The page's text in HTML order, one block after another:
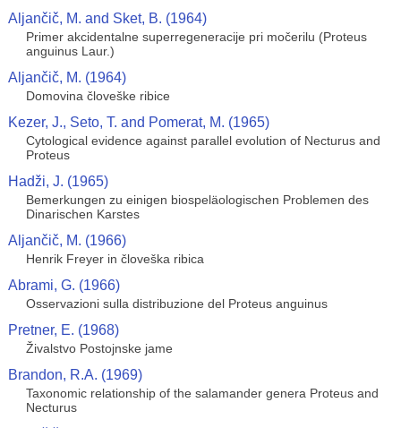
Aljančič, M. and Sket, B. (1964)
Primer akcidentalne superregeneracije pri močerilu (Proteus
anguinus Laur.)
Aljančič, M. (1964)
Domovina človeške ribice
Kezer, J., Seto, T. and Pomerat, M. (1965)
Cytological evidence against parallel evolution of Necturus and
Proteus
Hadži, J. (1965)
Bemerkungen zu einigen biospeläologischen Problemen des
Dinarischen Karstes
Aljančič, M. (1966)
Henrik Freyer in človeška ribica
Abrami, G. (1966)
Osservazioni sulla distribuzione del Proteus anguinus
Pretner, E. (1968)
Živalstvo Postojnske jame
Brandon, R.A. (1969)
Taxonomic relationship of the salamander genera Proteus and
Necturus